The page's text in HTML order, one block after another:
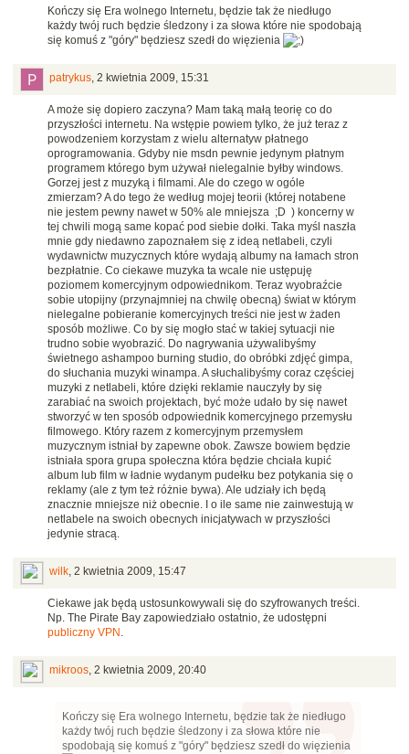
Kończy się Era wolnego Internetu, będzie tak że niedługo
każdy twój ruch będzie śledzony i za słowa które nie spodobają
się komuś z "góry" będziesz szedł do więzienia
patrykus, 2 kwietnia 2009, 15:31
A może się dopiero zaczyna? Mam taką małą teorię co do
przyszłości internetu. Na wstępie powiem tylko, że już teraz z
powodzeniem korzystam z wielu alternatyw płatnego
oprogramowania. Gdyby nie msdn pewnie jedynym płatnym
programem którego bym używał nielegalnie byłby windows.
Gorzej jest z muzyką i filmami. Ale do czego w ogóle
zmierzam? A do tego że według mojej teorii (której notabene
nie jestem pewny nawet w 50% ale mniejsza ;D ) koncerny w
tej chwili mogą same kopać pod siebie dołki. Taka myśl naszła
mnie gdy niedawno zapoznałem się z ideą netlabeli, czyli
wydawnictw muzycznych które wydają albumy na łamach stron
bezpłatnie. Co ciekawe muzyka ta wcale nie ustępuję
poziomem komercyjnym odpowiednikom. Teraz wyobraźcie
sobie utopijny (przynajmniej na chwilę obecną) świat w którym
nielegalne pobieranie komercyjnych treści nie jest w żaden
sposób możliwe. Co by się mogło stać w takiej sytuacji nie
trudno sobie wyobrazić. Do nagrywania używalibyśmy
świetnego ashampoo burning studio, do obróbki zdjęć gimpa,
do słuchania muzyki winampa. A słuchalibyśmy coraz częściej
muzyki z netlabeli, które dzięki reklamie nauczyły by się
zarabiać na swoich projektach, być może udało by się nawet
stworzyć w ten sposób odpowiednik komercyjnego przemysłu
filmowego. Który razem z komercyjnym przemysłem
muzycznym istniał by zapewne obok. Zawsze bowiem będzie
istniała spora grupa społeczna która będzie chciała kupić
album lub film w ładnie wydanym pudełku bez potykania się o
reklamy (ale z tym też różnie bywa). Ale udziały ich będą
znacznie mniejsze niż obecnie. I o ile same nie zainwestują w
netlabele na swoich obecnych inicjatywach w przyszłości
jedynie stracą.
wilk, 2 kwietnia 2009, 15:47
Ciekawe jak będą ustosunkowywali się do szyfrowanych treści.
Np. The Pirate Bay zapowiedziało ostatnio, że udostępni
publiczny VPN .
mikroos, 2 kwietnia 2009, 20:40
Kończy się Era wolnego Internetu, będzie tak że niedługo
każdy twój ruch będzie śledzony i za słowa które nie
spodobają się komuś z "góry" będziesz szedł do więzienia